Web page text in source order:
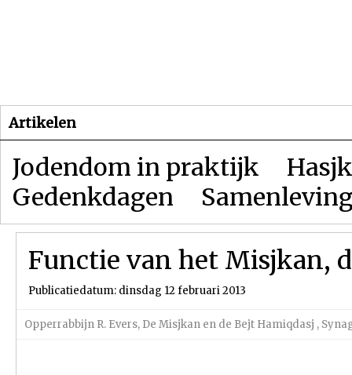
Artikelen
Jodendom in praktijk
Gedenkdagen
Functie van het Misjkan,
Publicatiedatum: dinsdag 12 februari 2013
Opperrabbijn R. Evers, De Misjkan en de Bejt Hamiqdasj ,